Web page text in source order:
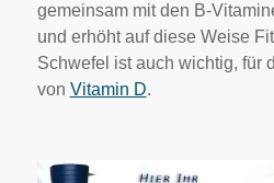
gemeinsam mit den B-
und erhöht auf diese Weise
Schwefel ist auch wichtig, für
von Vitamin D.